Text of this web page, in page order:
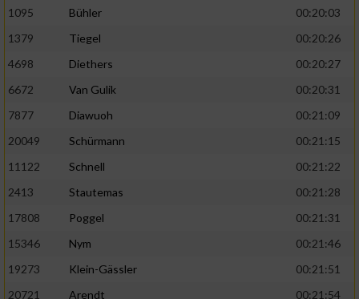
1095
Bühler
00:20:03
1379
Tiegel
00:20:26
4698
Diethers
00:20:27
6672
Van Gulik
00:20:31
7877
Diawuoh
00:21:09
20049
Schürmann
00:21:15
11122
Schnell
00:21:22
2413
Stautemas
00:21:28
17808
Poggel
00:21:31
15346
Nym
00:21:46
19273
Klein-Gässler
00:21:51
20721
Arendt
00:21:54